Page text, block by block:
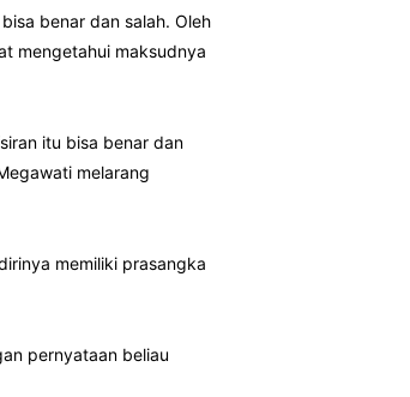
benar dan salah. Oleh
mengetahui maksudnya
itu bisa benar dan
melarang
memiliki prasangka
pernyataan beliau